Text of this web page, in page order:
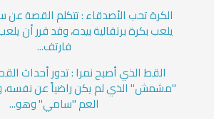
الكرة تحب الأصدقاء : تتكلم القصة عن
يلعب بكرة برتقالية بيده، وقد قرر أن
فارتف...
القط الذي أصبح نمرا : تدور أحداث
"مشمش" الذي لم يكن راضياً عن نفسه،
العم "سامي" وهو...